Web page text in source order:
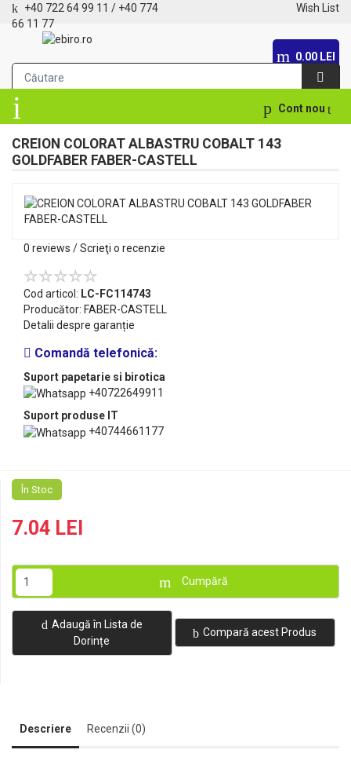
+40 722 64 99 11 / +40 774
66 11 77
Wish List
0.00 LEI
Cont nou
CREION COLORAT ALBASTRU COBALT 143
GOLDFABER FABER-CASTELL
0 reviews /Scrieţi o recenzie
Cod articol: LC-FC114743
Producător: FABER-CASTELL
Detalii despre garanție
Comandă telefonică:
Suport papetarie si birotica
+40722649911
Suport produse IT
+40744661177
În Stoc
7.04 LEI
Cumpără
Adaugă în Lista de
Dorințe
Compară acest Produs
Descriere Recenzii (0)